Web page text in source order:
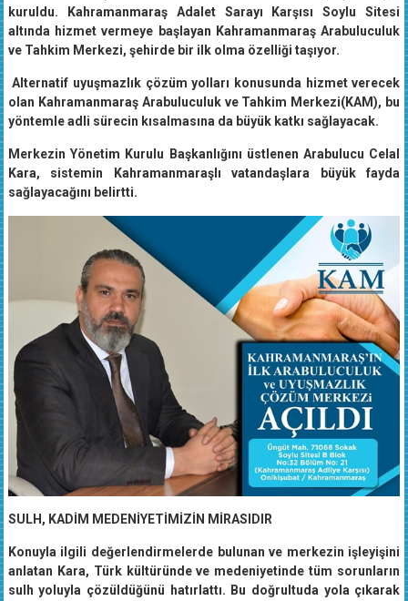
kuruldu. Kahramanmaraş Adalet Sarayı Karşısı Soylu Sitesi
altında hizmet vermeye başlayan Kahramanmaraş Arabuluculuk
ve Tahkim Merkezi, şehirde bir ilk olma özelliği taşıyor.
Alternatif uyuşmazlık çözüm yolları konusunda hizmet verecek
olan Kahramanmaraş Arabuluculuk ve Tahkim Merkezi(KAM), bu
yöntemle adli sürecin kısalmasına da büyük katkı sağlayacak.
Merkezin Yönetim Kurulu Başkanlığını üstlenen Arabulucu Celal
Kara, sistemin Kahramanmaraşlı vatandaşlara büyük fayda
sağlayacağını belirtti.
SULH, KADİM MEDENİYETİMİZİN MİRASIDIR
Konuyla ilgili değerlendirmelerde bulunan ve merkezin işleyişini
anlatan Kara, Türk kültüründe ve medeniyetinde tüm sorunların
sulh yoluyla çözüldüğünü hatırlattı. Bu doğrultuda yola çıkarak